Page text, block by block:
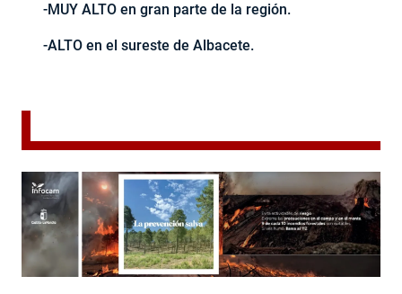
-MUY ALTO en gran parte de la región.
-ALTO en el sureste de Albacete.